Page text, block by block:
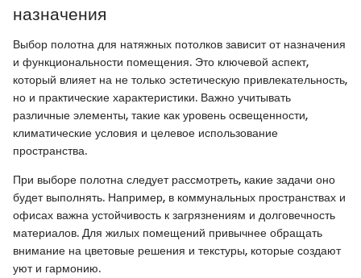
назначения
Выбор полотна для натяжных потолков зависит от назначения
и функциональности помещения. Это ключевой аспект,
который влияет на не только эстетическую привлекательность,
но и практические характеристики. Важно учитывать
различные элементы, такие как уровень освещенности,
климатические условия и целевое использование
пространства.
При выборе полотна следует рассмотреть, какие задачи оно
будет выполнять. Например, в коммунальных пространствах и
офисах важна устойчивость к загрязнениям и долговечность
материалов. Для жилых помещений привычнее обращать
внимание на цветовые решения и текстуры, которые создают
уют и гармонию.